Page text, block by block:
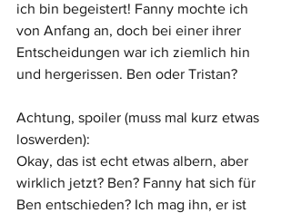
ich bin begeistert! Fanny mochte ich
von Anfang an, doch bei einer ihrer
Entscheidungen war ich ziemlich hin
und hergerissen. Ben oder Tristan?
Achtung, spoiler (muss mal kurz etwas
loswerden):
Okay, das ist echt etwas albern, aber
wirklich jetzt? Ben? Fanny hat sich für
Ben entschieden? Ich mag ihn, er ist